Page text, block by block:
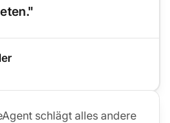
schlägt alles andere